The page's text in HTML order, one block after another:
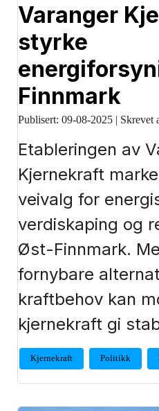
Varanger
styrke
Finnmark
Publisert: 09-08-2025 | Skrevet
Etableringen av
Kjernekraft
veivalg for
verdiskaping og
Øst-Finnmark.
fornybare
kraftbehov kan
kjernekraft gi
Kjernekraft Politikk